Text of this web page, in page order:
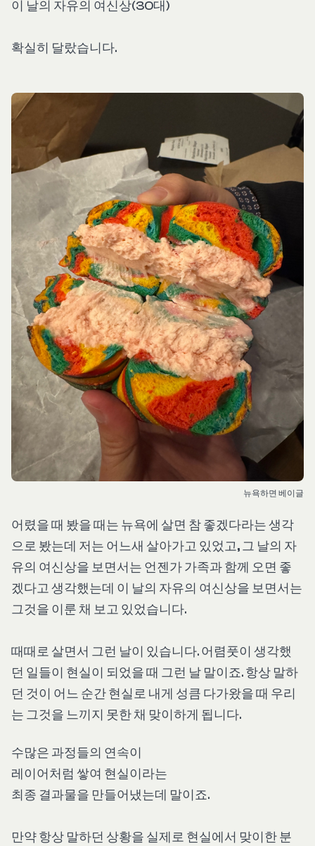
이 날의 자유의 여신상(30대)
확실히 달랐습니다.
뉴욕하면 베이글
어렸을 때 봤을 때는 뉴욕에 살면 참 좋겠다라는 생각
으로 봤는데 저는 어느새 살아가고 있었고, 그 날의 자
유의 여신상을 보면서는 언젠가 가족과 함께 오면 좋
겠다고 생각했는데 이 날의 자유의 여신상을 보면서는
그것을 이룬 채 보고 있었습니다.
때때로 살면서 그런 날이 있습니다. 어렴풋이 생각했
던 일들이 현실이 되었을 때 그런 날 말이죠. 항상 말하
던 것이 어느 순간 현실로 내게 성큼 다가왔을 때 우리
는 그것을 느끼지 못한 채 맞이하게 됩니다.
수많은 과정들의 연속이
레이어처럼 쌓여 현실이라는
최종 결과물을 만들어냈는데 말이죠.
만약 항상 말하던 상황을 실제로 현실에서 맞이한 분